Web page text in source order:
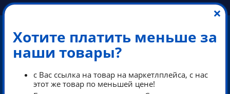
ПЕРЕЗВОНИМ В РАБОЧЕЕ ВРЕМЯ
×
Хотите платить меньше за
наши товары?
с Вас ссылка на товар на маркетлплейса, с нас
этот же товар по меньшей цене!